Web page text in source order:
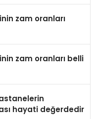
zam oranları
zam oranları belli
hayati değerdedir